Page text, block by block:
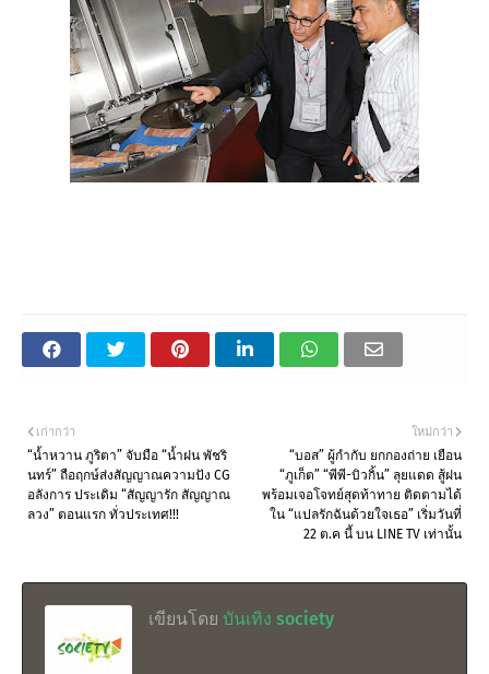
ใหม่กว่า
“บอส” ผู้กำกับ ยกกองถ่าย เยือน
“ภูเก็ต” “พีพี-บิวกิ้น” ลุยแดด สู้ฝน
พร้อมเจอโจทย์สุดท้าทาย ติดตามได้
ใน “แปลรักฉันด้วยใจเธอ” เริ่มวันที่
22 ต.ค นี้ บน LINE TV เท่านั้น
เก่ากว่า
“น้ำหวาน ภูริตา” จับมือ “น้ำฝน พัชริ
นทร์” ถือฤกษ์ส่งสัญญาณความปัง CG
อลังการ ประเดิม “สัญญารัก สัญญาณ
ลวง” ตอนแรก ทั่วประเทศ!!!
เขียนโดย บันเทิง society